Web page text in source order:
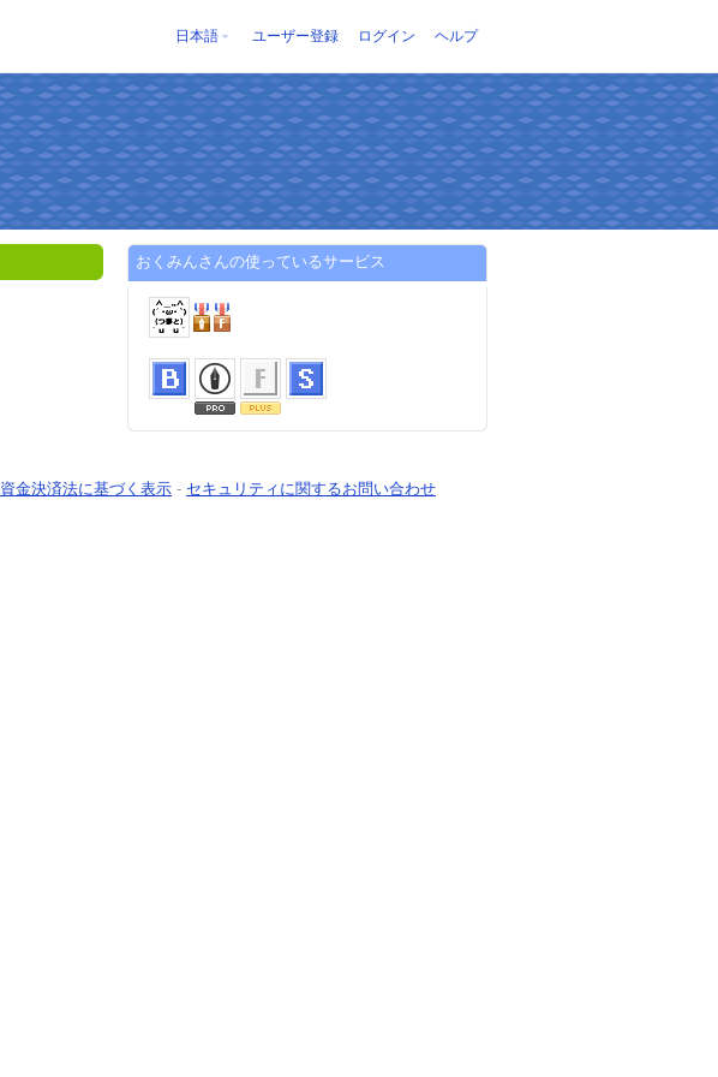
日本語 ユーザー登録 ログイン ヘルプ
おくみんさんの使っているサービス
資金決済法に基づく表示 - セキュリティに関するお問い合わせ